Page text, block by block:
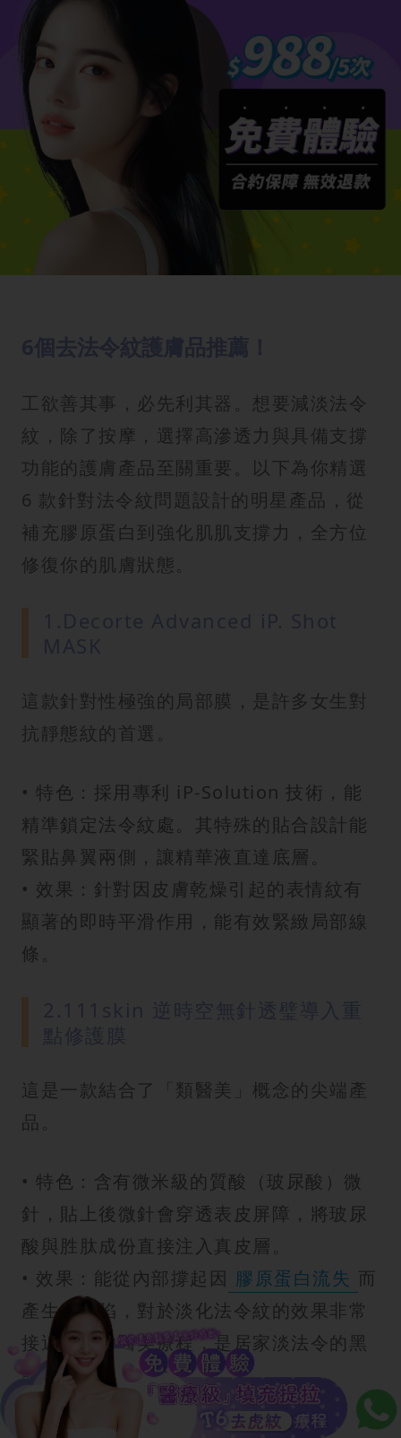
工欲善其事，必先利其器。想要減淡法令
紋，除了按摩，選擇高滲透力與具備支撐
功能的護膚產品至關重要。以下為你精選
6 款針對法令紋問題設計的明星產品，從
補充膠原蛋白到強化肌肌支撐力，全方位
修復你的肌膚狀態。
這款針對性極強的局部膜，是許多女生對
抗靜態紋的首選。
• 特色：採用專利 iP-Solution 技術，能
精準鎖定法令紋處。其特殊的貼合設計能
緊貼鼻翼兩側，讓精華液直達底層。
• 效果：針對因皮膚乾燥引起的表情紋有
顯著的即時平滑作用，能有效緊緻局部線
條。
這是一款結合了「類醫美」概念的尖端產
品。
• 特色：含有微米級的質酸（玻尿酸）微
針，貼上後微針會穿透表皮屏障，將玻尿
酸與胜肽成份直接注入真皮層。
• 效果：能從內部撐起因 膠原蛋白流失 而
產生的凹陷，對於淡化法令紋的效果非常
接近專業的醫美療程，是居家淡法令的黑
科技。
3.微毛孔緊緻降溫微針貼